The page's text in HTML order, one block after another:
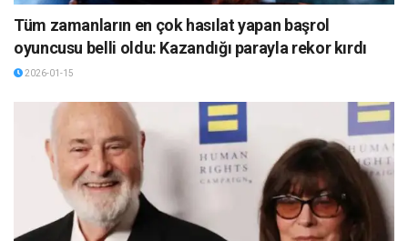
Tüm zamanların en çok hasılat yapan başrol
oyuncusu belli oldu: Kazandığı parayla rekor kırdı
2026-01-15